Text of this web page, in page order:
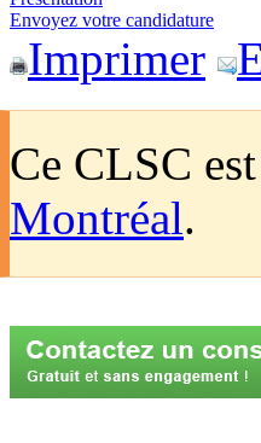
Envoyez votre candidature
Imprimer
Ce CLSC
Montréal.